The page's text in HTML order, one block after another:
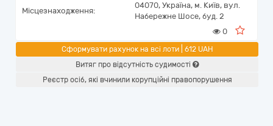
Місцезнаходження:
04070, Україна, м. Київ, вул.
Набережне Шосе, буд. 2
0
Сформувати рахунок на всі лоти | 612 UAH
Витяг про відсутність судимості
Реєстр осіб, які вчинили корупційні правопорушення